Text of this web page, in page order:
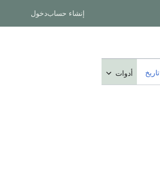
إنشاء حسابدخول
تاريخ أدوات